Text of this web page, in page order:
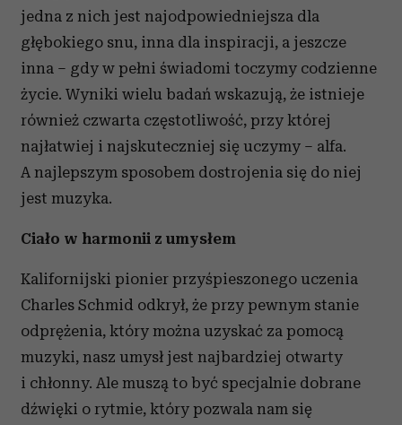
jedna z nich jest najodpowiedniejsza dla
głębokiego snu, inna dla inspiracji, a jeszcze
inna – gdy w pełni świadomi toczymy codzienne
życie. Wyniki wielu badań wskazują, że istnieje
również czwarta częstotliwość, przy której
najłatwiej i najskuteczniej się uczymy – alfa.
A najlepszym sposobem dostrojenia się do niej
jest muzyka.
Ciało w harmonii z umysłem
Kalifornijski pionier przyśpieszonego uczenia
Charles Schmid odkrył, że przy pewnym stanie
odprężenia, który można uzyskać za pomocą
muzyki, nasz umysł jest najbardziej otwarty
i chłonny. Ale muszą to być specjalnie dobrane
dźwięki o rytmie, który pozwala nam się